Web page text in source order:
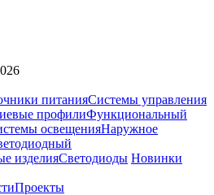
питанияСистемы управления
профилиФункциональный
освещенияНаружное
изделияСветодиоды Новинки
Проекты